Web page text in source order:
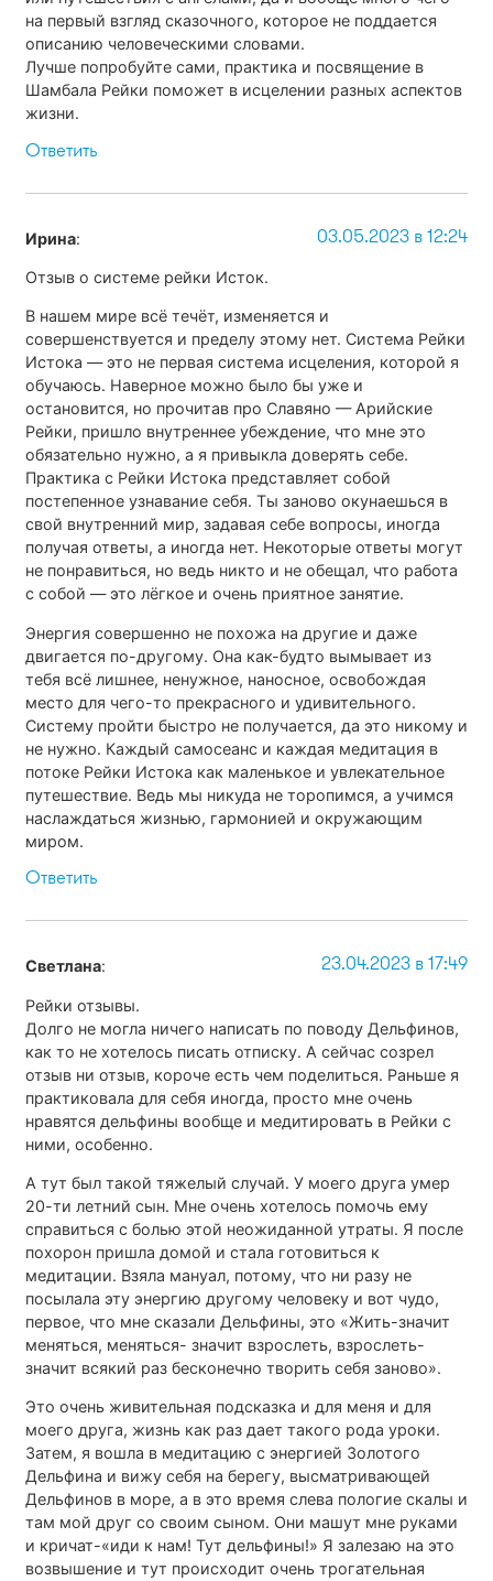
на первый взгляд сказочного, которое не поддается
описанию человеческими словами.
Лучше попробуйте сами, практика и посвящение в
Шамбала Рейки поможет в исцелении разных аспектов
жизни.
Ответить
Ирина: 03.05.2023 в 12:24
Отзыв о системе рейки Исток.
В нашем мире всё течёт, изменяется и
совершенствуется и пределу этому нет. Система Рейки
Истока — это не первая система исцеления, которой я
обучаюсь. Наверное можно было бы уже и
остановится, но прочитав про Славяно — Арийские
Рейки, пришло внутреннее убеждение, что мне это
обязательно нужно, а я привыкла доверять себе.
Практика с Рейки Истока представляет собой
постепенное узнавание себя. Ты заново окунаешься в
свой внутренний мир, задавая себе вопросы, иногда
получая ответы, а иногда нет. Некоторые ответы могут
не понравиться, но ведь никто и не обещал, что работа
с собой — это лёгкое и очень приятное занятие.
Энергия совершенно не похожа на другие и даже
двигается по-другому. Она как-будто вымывает из
тебя всё лишнее, ненужное, наносное, освобождая
место для чего-то прекрасного и удивительного.
Систему пройти быстро не получается, да это никому и
не нужно. Каждый самосеанс и каждая медитация в
потоке Рейки Истока как маленькое и увлекательное
путешествие. Ведь мы никуда не торопимся, а учимся
наслаждаться жизнью, гармонией и окружающим
миром.
Ответить
Светлана: 23.04.2023 в 17:49
Рейки отзывы.
Долго не могла ничего написать по поводу Дельфинов,
как то не хотелось писать отписку. А сейчас созрел
отзыв ни отзыв, короче есть чем поделиться. Раньше я
практиковала для себя иногда, просто мне очень
нравятся дельфины вообще и медитировать в Рейки с
ними, особенно.
А тут был такой тяжелый случай. У моего друга умер
20-ти летний сын. Мне очень хотелось помочь ему
справиться с болью этой неожиданной утраты. Я после
похорон пришла домой и стала готовиться к
медитации. Взяла мануал, потому, что ни разу не
посылала эту энергию другому человеку и вот чудо,
первое, что мне сказали Дельфины, это «Жить-значит
меняться, меняться- значит взрослеть, взрослеть-
значит всякий раз бесконечно творить себя заново».
Это очень живительная подсказка и для меня и для
моего друга, жизнь как раз дает такого рода уроки.
Затем, я вошла в медитацию с энергией Золотого
Дельфина и вижу себя на берегу, высматривающей
Дельфинов в море, а в это время слева пологие скалы и
там мой друг со своим сыном. Они машут мне руками
и кричат-«иди к нам! Тут дельфины!» Я залезаю на это
возвышение и тут происходит очень трогательная